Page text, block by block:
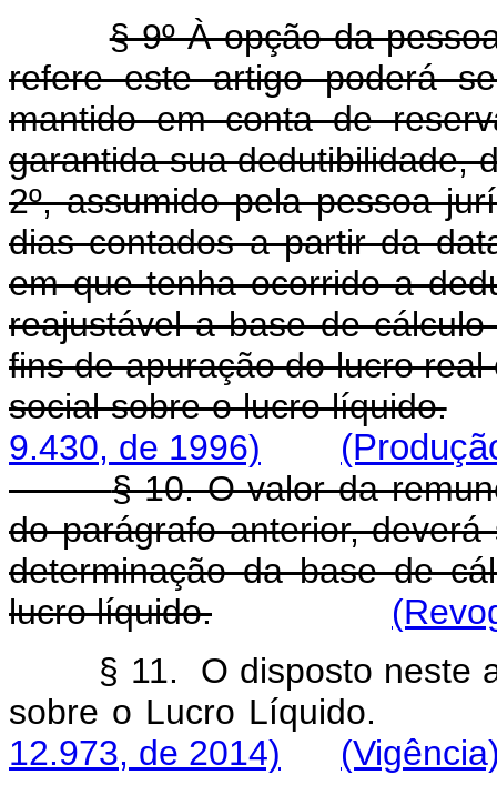
§ 9º À opção da
refere este artigo poderá
mantido em conta de
garantida sua dedutibilidade,
2º, assumido pela pessoa
dias contados a partir da
em que tenha ocorrido a
reajustável a base de
fins de apuração do lucro
social sobre o lucro líquido.
9.430, de 1996)
§ 10. O valor da
do parágrafo anterior,
determinação da base de
lucro líquido.
§ 11. O disposto neste
sobre o Lucro
12.973, de 2014)